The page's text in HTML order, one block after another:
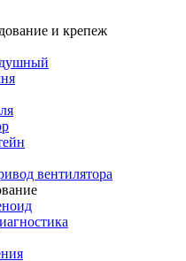
и крепеж
вентилятора